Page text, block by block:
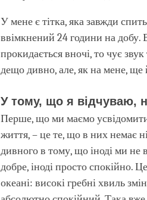
У мене є тітка, яка завжди
ввімкнений 24 години на добу.
прокидається вночі, то чує
дещо дивно, але, як на мене, ще
У тому, що я відчуваю,
Перше, що ми маємо
життя, – це те, що в них немає
дивного в тому, що іноді ми не
добре, іноді просто спокійно.
океані: високі гребні хвиль